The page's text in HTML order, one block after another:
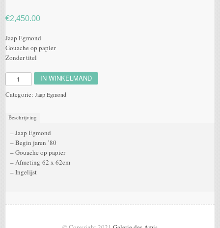
€2,450.00
Jaap Egmond
Gouache op papier
Zonder titel
Aantal IN WINKELMAND
Categorie: Jaap Egmond
Beschrijving
– Jaap Egmond
– Begin jaren ’80
– Gouache op papier
– Afmeting 62 x 62cm
– Ingelijst